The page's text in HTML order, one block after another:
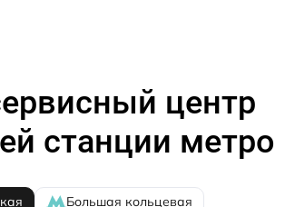
центр
станции метро
Большая кольцевая